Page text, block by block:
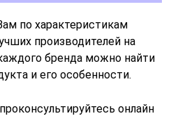
по характеристикам
производителей на
бренда можно найти
и его особенности.
онлайн